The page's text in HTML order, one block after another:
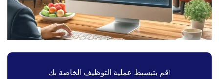
قم بتبسيط عملية التوظيف الخاصة بك!